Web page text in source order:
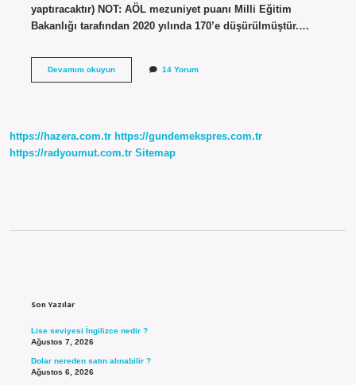
yaptıracaktır) NOT: AÖL mezuniyet puanı Milli Eğitim
Bakanlığı tarafından 2020 yılında 170’e düşürülmüştür.…
Devamını okuyunAçık
14 Yorum
https://hazera.com.tr https://gundemekspres.com.tr
https://radyoumut.com.tr Sitemap
Son Yazılar
Lise seviyesi İngilizce nedir ?
Ağustos 7, 2026
Dolar nereden satın alınabilir ?
Ağustos 6, 2026